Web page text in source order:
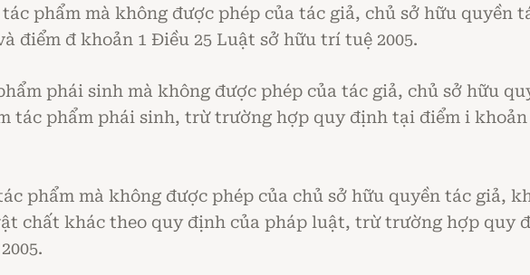
tác phẩm mà không được phép của tác giả, chủ sở hữu
điểm đ khoản 1 Điều 25 Luật sở hữu trí tuệ 2005.
phái sinh mà không được phép của tác giả, chủ sở hữu
tác phẩm phái sinh, trừ trường hợp quy định tại điểm i
phẩm mà không được phép của chủ sở hữu quyền tác giả,
chất khác theo quy định của pháp luật, trừ trường hợp quy